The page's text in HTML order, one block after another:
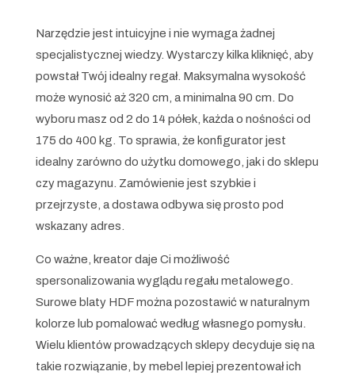
Narzędzie jest intuicyjne i nie wymaga żadnej
specjalistycznej wiedzy. Wystarczy kilka kliknięć, aby
powstał Twój idealny regał. Maksymalna wysokość
może wynosić aż 320 cm, a minimalna 90 cm. Do
wyboru masz od 2 do 14 półek, każda o nośności od
175 do 400 kg. To sprawia, że konfigurator jest
idealny zarówno do użytku domowego, jak i do sklepu
czy magazynu. Zamówienie jest szybkie i
przejrzyste, a dostawa odbywa się prosto pod
wskazany adres.
Co ważne, kreator daje Ci możliwość
spersonalizowania wyglądu regału metalowego.
Surowe blaty HDF można pozostawić w naturalnym
kolorze lub pomalować według własnego pomysłu.
Wielu klientów prowadzących sklepy decyduje się na
takie rozwiązanie, by mebel lepiej prezentował ich